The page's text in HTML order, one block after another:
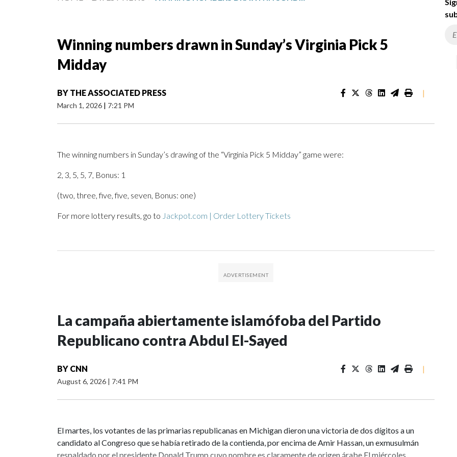
Winning numbers drawn in Sunday’s Virginia Pick 5
Midday
BY THE ASSOCIATED PRESS
March 1, 2026 | 7:21 PM
|
The winning numbers in Sunday’s drawing of the “Virginia Pick 5 Midday” game were:
2, 3, 5, 5, 7, Bonus: 1
(two, three, five, five, seven, Bonus: one)
For more lottery results, go to Jackpot.com | Order Lottery Tickets
La campaña abiertamente islamófoba del Partido
Republicano contra Abdul El-Sayed
BY CNN
August 6, 2026 | 7:41 PM
|
El martes, los votantes de las primarias republicanas en Michigan dieron una victoria de dos dígitos a un
candidato al Congreso que se había retirado de la contienda, por encima de Amir Hassan, un exmusulmán
respaldado por el presidente Donald Trump cuyo nombre es claramente de origen árabe.El miércoles,